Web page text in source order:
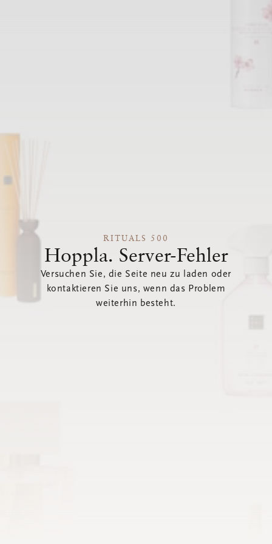
RITUALS 500
Hoppla. Server-Fehler
Versuchen Sie, die Seite neu zu laden oder
kontaktieren Sie uns, wenn das Problem
weiterhin besteht.